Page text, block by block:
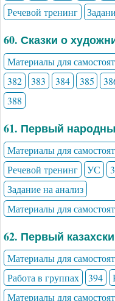
Речевой тренинг
60. Сказки о
Материалы для
382
383 384 385
388
61. Первый
Материалы для
Речевой тренинг
УС
Задание на анализ
Материалы для
62. Первый
Материалы для
Работа в группах
394
Материалы для